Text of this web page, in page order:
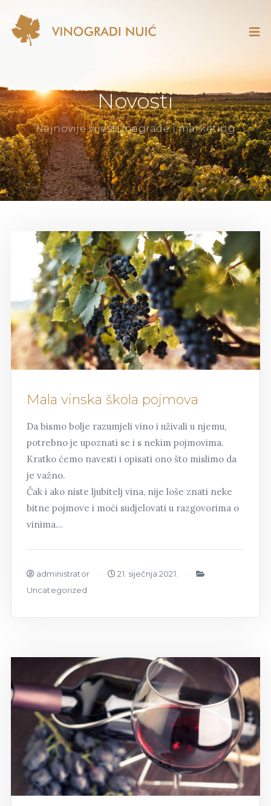
Novosti
Najnovije vijesti, nagrade i marketing
Mala vinska škola pojmova
Da bismo bolje razumjeli vino i uživali u njemu,
potrebno je upoznati se i s nekim pojmovima.
Kratko ćemo navesti i opisati ono što mislimo da
je važno.
Čak i ako niste ljubitelj vina, nije loše znati neke
bitne pojmove i moći sudjelovati u razgovorima o
vinima…
administrator
21. siječnja 2021.
Uncategorized